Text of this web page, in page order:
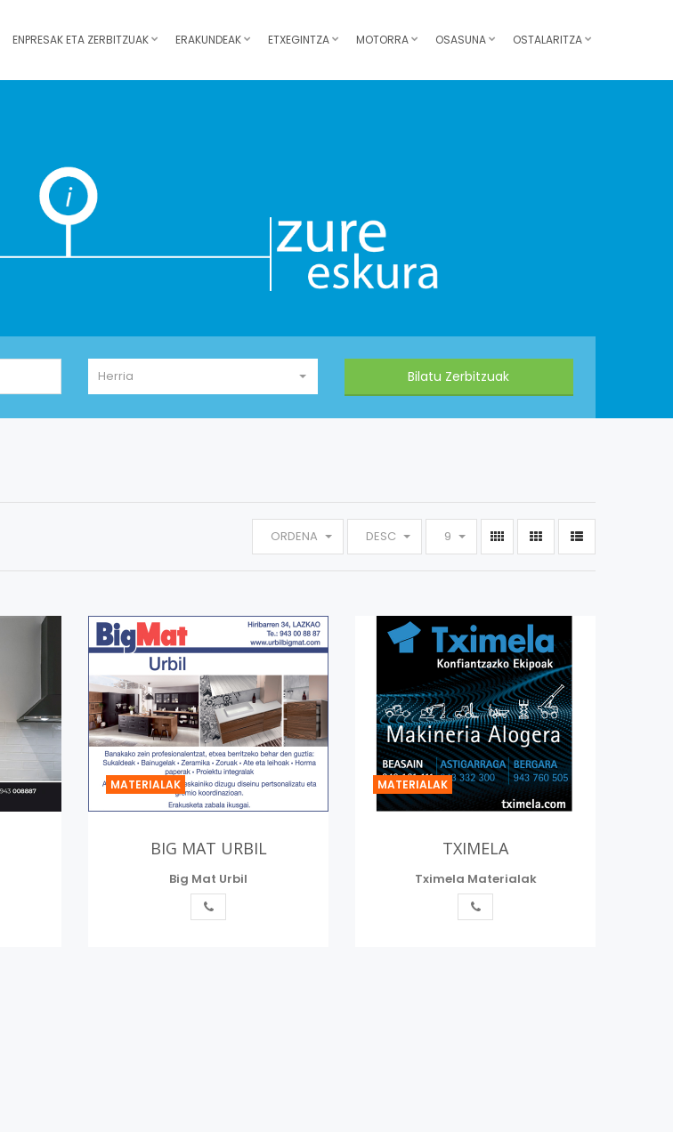
ENPRESAK ETA ZERBITZUAK ERAKUNDEAK ETXEGINTZA MOTORRA OSASUNA OSTALARITZA
Herria
ORDENA DESC 9
MATERIALAK
BIG MAT URBIL
Big Mat Urbil
MATERIALAK
TXIMELA
Tximela Materialak